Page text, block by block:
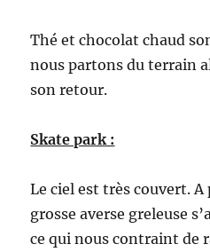
Thé et chocolat chaud
nous partons du terrain
son retour.
Skate park :
Le ciel est très couvert.
grosse averse greleuse
ce qui nous contraint de